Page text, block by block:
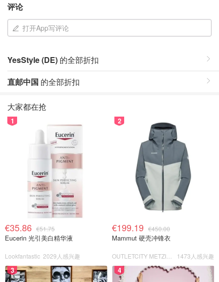
评论
打开App写评论
YesStyle (DE) 的全部折扣
直邮中国 的全部折扣
大家都在抢
1
€35.86 €51.75
Eucerin 光引美白精华液
Lookfantastic 2029人感兴趣
2
€199.19 €450.00
Mammut 硬壳冲锋衣
1473人感兴趣
3 4